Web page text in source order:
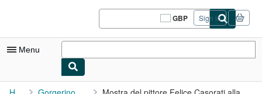
GBP
Site
shopping
Sign in
Menu
My Account